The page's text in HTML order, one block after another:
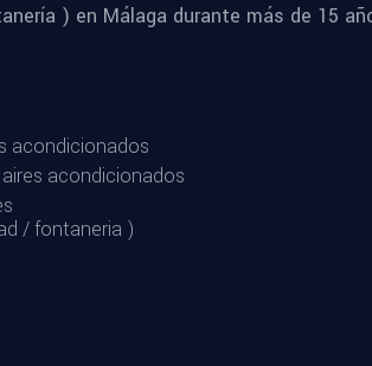
) en Málaga durante más de 15
acondicionados
acondicionados
/ fontaneria )